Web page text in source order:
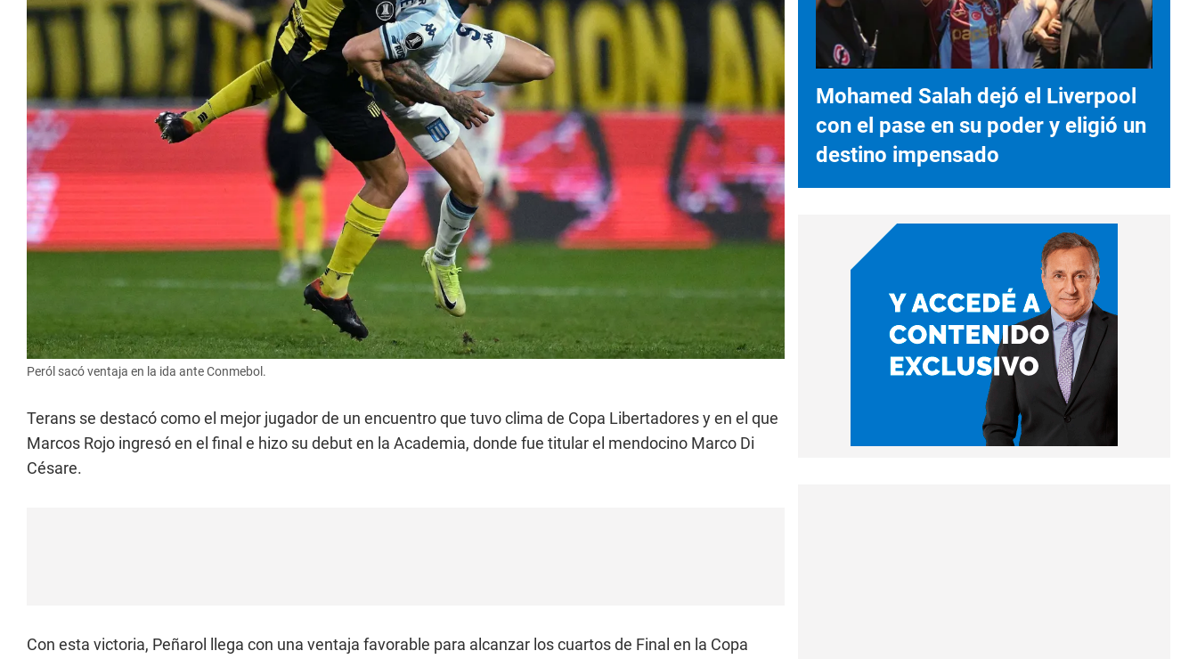
Peról sacó ventaja en la ida ante Conmebol.
Terans se destacó como el mejor jugador de un encuentro que tuvo clima de Copa Libertadores y en el que
Marcos Rojo ingresó en el final e hizo su debut en la Academia, donde fue titular el mendocino Marco Di
Césare.
Con esta victoria, Peñarol llega con una ventaja favorable para alcanzar los cuartos de Final en la Copa
Mohamed Salah dejó el Liverpool
con el pase en su poder y eligió un
destino impensado